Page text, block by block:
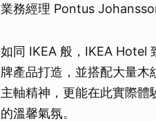
業務經理 Pontus
如同 IKEA 般，IKEA Hotel
牌產品打造，並搭配大量
主軸精神，更能在此實際體
的溫馨氣氛。